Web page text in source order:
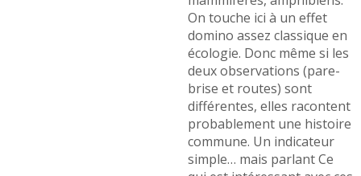
On touche ici à un effet
domino assez classique en
écologie. Donc même si les
deux observations (pare-
brise et routes) sont
différentes, elles racontent
probablement une histoire
commune. Un indicateur
simple… mais parlant Ce